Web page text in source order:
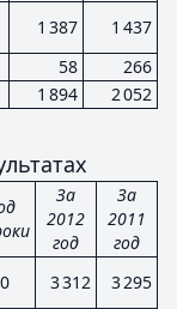
1 387
1 437
58
266
1 894 2 052
За
2012
год
За
2011
год
3 312
3 295